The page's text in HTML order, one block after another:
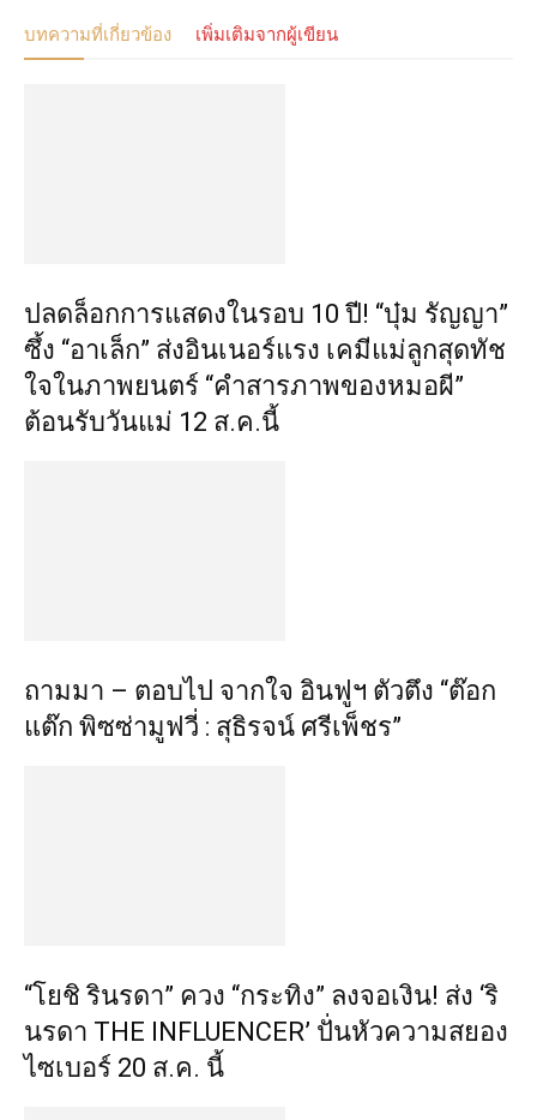
บทความที่เกี่ยวข้อง เพิ่มเติมจากผู้เขียน
ปลดล็อกการแสดงในรอบ 10 ปี! “บุ๋ม รัญญา”
ซึ้ง “อาเล็ก” ส่งอินเนอร์แรง เคมีแม่ลูกสุดทัช
ใจในภาพยนตร์ “คำสารภาพของหมอผี”
ต้อนรับวันแม่ 12 ส.ค.นี้
ถามมา – ตอบไป จากใจ อินฟูฯ ตัวตึง “ต๊อก
แต๊ก พิซซ่ามูฟวี่ : สุธิรจน์ ศรีเพ็ชร”
​“โยชิ รินรดา” ควง “กระทิง” ลงจอเงิน! ส่ง ‘ริ
นรดา THE INFLUENCER’ ปั่นหัวความสยอง
ไซเบอร์ 20 ส.ค. นี้